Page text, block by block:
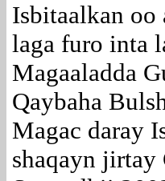
Isbitaalkan oo
laga furo inta
Magaaladda
Qaybaha
Magac daray
shaqayn jirtay